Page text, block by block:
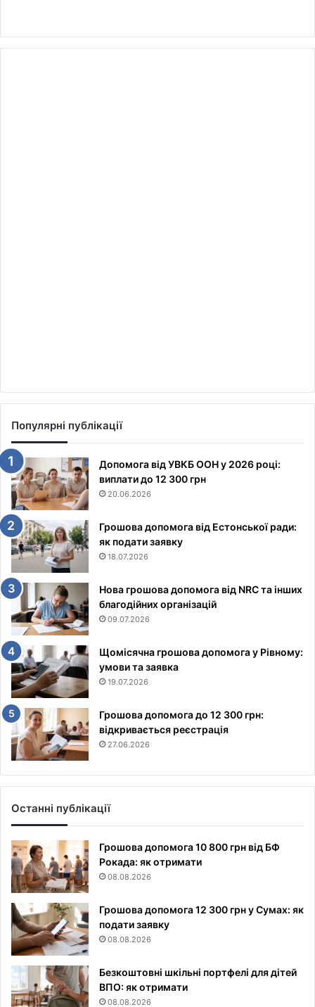
Популярні публікації
Допомога від УВКБ ООН у 2026 році:
виплати до 12 300 грн
20.06.2026
Грошова допомога від Естонської ради:
як подати заявку
18.07.2026
Нова грошова допомога від NRC та інших
благодійних організацій
09.07.2026
Щомісячна грошова допомога у Рівному:
умови та заявка
19.07.2026
Грошова допомога до 12 300 грн:
відкривається реєстрація
27.06.2026
Останні публікації
Грошова допомога 10 800 грн від БФ
Рокада: як отримати
08.08.2026
Грошова допомога 12 300 грн у Сумах: як
подати заявку
08.08.2026
Безкоштовні шкільні портфелі для дітей
ВПО: як отримати
08.08.2026